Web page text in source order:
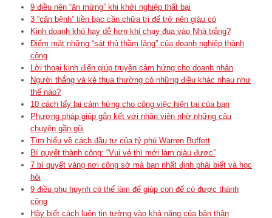
9 điều nên “ăn mừng” khi khởi nghiệp thất bại
3 “căn bệnh” tiền bạc cần chữa trị để trở nên giàu có
Kinh doanh khó hay dễ hơn khi chạy đua vào Nhà trắng?
Điểm mặt những “sát thủ thầm lặng” của doanh nghiệp thành
công
Lời thoại kinh điển giúp truyền cảm hứng cho doanh nhân
Người thắng và kẻ thua thường có những điều khác nhau như
thế nào?
10 cách lấy lại cảm hứng cho công việc hiện tại của bạn
Phương pháp giúp gắn kết với nhân viên nhờ những câu
chuyện gần gũi
Tìm hiểu về cách đầu tư của tỷ phú Warren Buffett
Bí quyết thành công: “Vui vẻ thì mới làm giàu được”
7 bí quyết vàng nơi công sở mà bạn nhất định phải biết và học
hỏi
9 điều phụ huynh có thể làm để giúp con để có được thành
công
Hãy biết cách luôn tin tưởng vào khả năng của bản thân